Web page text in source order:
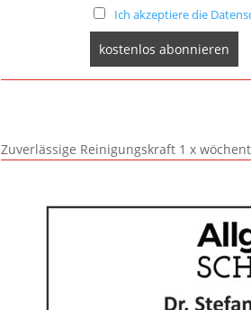
Ich akzeptiere die
Zuverlässige Reinigungskraft 1 x